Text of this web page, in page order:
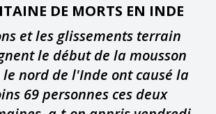
DE MORTS EN INDE
et les glissements terrain
le début de la mousson
nord de l'Inde ont causé la
69 personnes ces deux